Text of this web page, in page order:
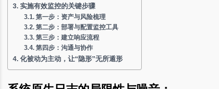
实施有效监控的关键步骤
第一步：资产与风险梳理
第二步：部署与配置监控工具
第三步：建立响应流程
第四步：沟通与协作
化被动为主动，让“隐形”无所遁形